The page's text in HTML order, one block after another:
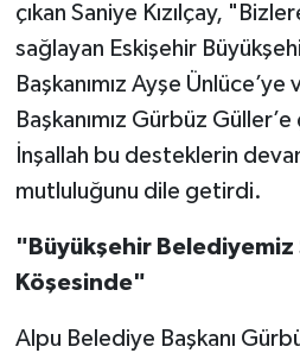
çıkan Saniye Kızılçay,
sağlayan Eskişehir
Başkanımız Ayşe
Başkanımız Gürbüz
İnşallah bu desteklerin
mutluluğunu dile getirdi.
"Büyükşehir Belediyemiz
Köşesinde"
Alpu Belediye Başkanı